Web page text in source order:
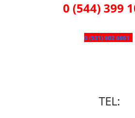
0 (544) 399
0 (531) 602 6861
TEL: